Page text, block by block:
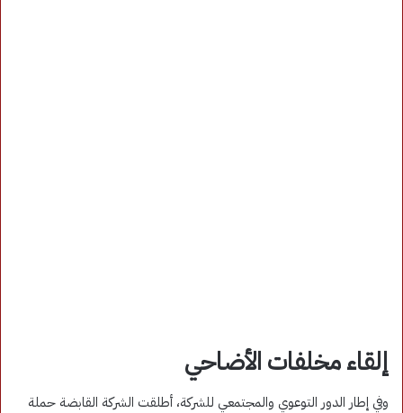
إلقاء مخلفات الأضاحي
وفي إطار الدور التوعوي والمجتمعي للشركة، أطلقت الشركة القابضة حملة